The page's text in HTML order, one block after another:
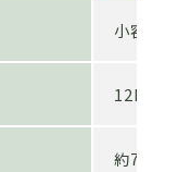
小容器
12L（
約7.2kg